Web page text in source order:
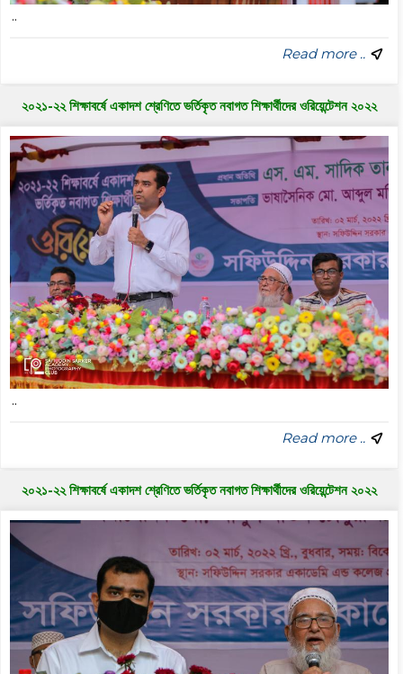
..
Read more ..
২০২১-২২ শিক্ষাবর্ষে একাদশ শ্রেণিতে ভর্তিকৃত নবাগত শিক্ষার্থীদের ওরিয়েন্টেশন ২০২২
..
Read more ..
২০২১-২২ শিক্ষাবর্ষে একাদশ শ্রেণিতে ভর্তিকৃত নবাগত শিক্ষার্থীদের ওরিয়েন্টেশন ২০২২